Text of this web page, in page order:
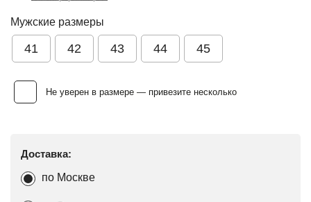
Мужские размеры
41 42 43 44 45
Не уверен в размере — привезите несколько
Доставка:
по Москве